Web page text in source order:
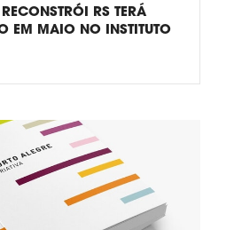
RS TERÁ
EM MAIO NO INSTITUTO